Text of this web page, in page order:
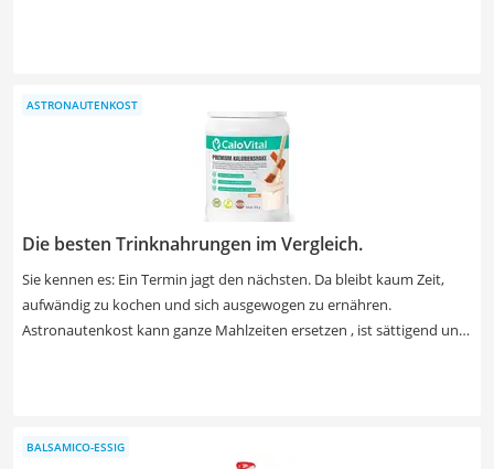
praktischem Schraubverschluss aus unserer Vergleichstabelle aus,
das auch nach dem Öffnen lange frisch bleibt.
Die besten Trinknahrungen im Vergleich.
Sie kennen es: Ein Termin jagt den nächsten. Da bleibt kaum Zeit,
aufwändig zu kochen und sich ausgewogen zu ernähren.
Astronautenkost kann ganze Mahlzeiten ersetzen , ist sättigend und
die verschiedenen Produkte eine Auswahl von Neutral über Vanille
ASTRONAUTENKOST
BALSAMICO-ESSIG